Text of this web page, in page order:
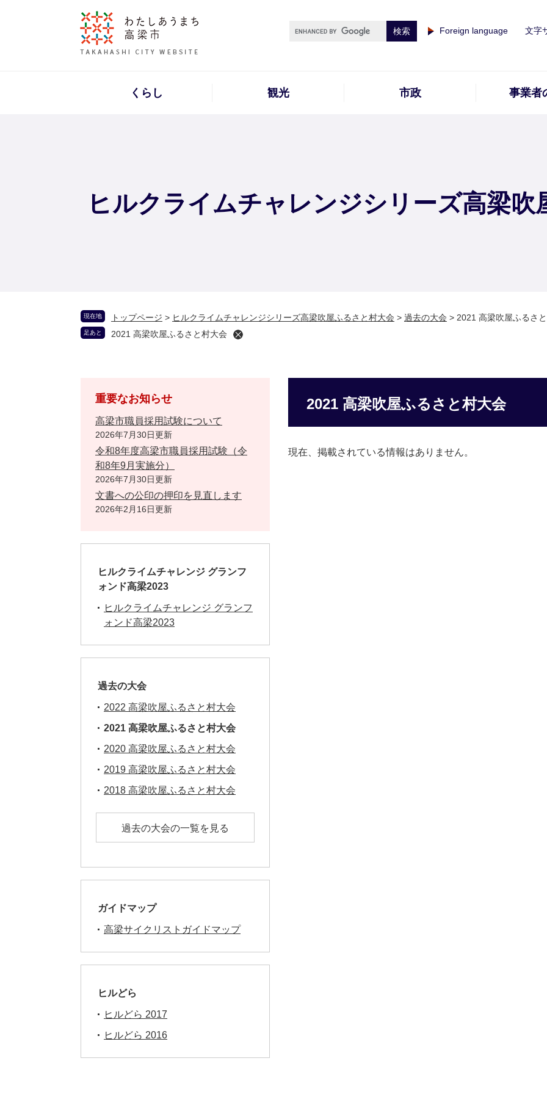
Foreign language 文字
くらし 観光 市政 事業者
ヒルクライムチャレンジシリーズ高梁吹
現在地 トップページ > ヒルクライムチャレンジシリーズ高梁吹屋ふるさと村大会 > 過去の大会 > 2021 高梁吹屋ふるさ
足あと 2021 高梁吹屋ふるさと村大会
2021 高梁吹屋ふるさと村大会
現在、掲載されている情報はありません。
重要なお知らせ
高梁市職員採用試験について
2026年7月30日更新
令和8年度高梁市職員採用試験（令
和8年9月実施分）
2026年7月30日更新
文書への公印の押印を見直します
2026年2月16日更新
ヒルクライムチャレンジ グランフ
ォンド高梁2023
ヒルクライムチャレンジ グランフ
ォンド高梁2023
過去の大会
2022 高梁吹屋ふるさと村大会
2021 高梁吹屋ふるさと村大会
2020 高梁吹屋ふるさと村大会
2019 高梁吹屋ふるさと村大会
2018 高梁吹屋ふるさと村大会
過去の大会の一覧を見る
ガイドマップ
高梁サイクリストガイドマップ
ヒルどら
ヒルどら 2017
ヒルどら 2016